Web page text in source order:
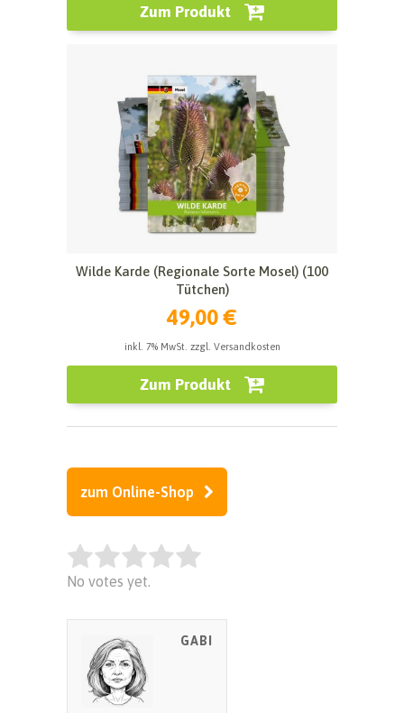
Zum Produkt
Wilde Karde (Regionale Sorte Mosel) (100
Tütchen)
49,00 €
inkl. 7% MwSt. zzgl. Versandkosten
Zum Produkt
zum Online-Shop
Rate this item:
SUBMIT RATING
No votes yet.
GABI